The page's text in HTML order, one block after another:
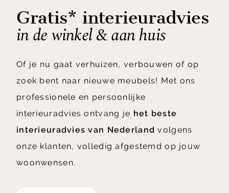
Gratis* interieuradvies
in de winkel & aan huis
Of je nu gaat verhuizen, verbouwen of op
zoek bent naar nieuwe meubels! Met ons
professionele en persoonlijke
interieuradvies ontvang je het beste
interieuradvies van Nederland volgens
onze klanten, volledig afgestemd op jouw
woonwensen.